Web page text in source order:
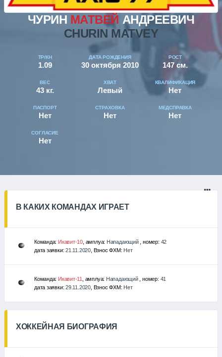
ЧУРИН МАТВЕЙ АНДРЕЕВИЧ
CHURIN MATVEY
ТР/КН
1.09
ДАТА РОЖДЕНИЯ
30 октября 2010
РОСТ
147 см.
ВЕС
43 кг.
ХВАТ
Левый
КВАЛИФИКАЦИЯ
Нет
ПАСПОРТ
Нет
СТРАХОВКА
Нет
МЕДСПРАВКА
Нет
СОГЛАСИЕ
Нет
В КАКИХ КОМАНДАХ ИГРАЕТ
Команда: Икавит-10 , амплуа: Нападающий, номер: 42
дата заявки:21.11.2020, Взнос ФХМ: Нет
Команда: Икавит-11 , амплуа: Нападающий, номер: 41
дата заявки:29.11.2020, Взнос ФХМ: Нет
ХОККЕЙНАЯ БИОГРАФИЯ